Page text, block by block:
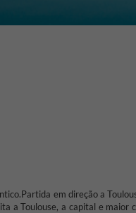
Partida em direção a
a Toulouse, a capital e maior